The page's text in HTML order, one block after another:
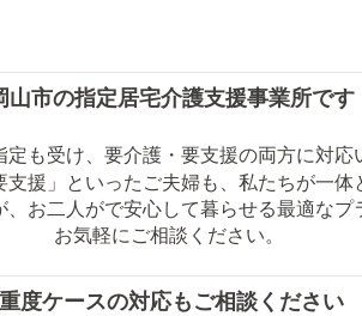
山市の指定居宅介護支援事業所です
定も受け、要介護・要支援の両方に対応
支援」といったご夫婦も、私たちが一体
お二人がで安心して暮らせる最適なプ
お気軽にご相談ください。
重度ケースの対応もご相談ください